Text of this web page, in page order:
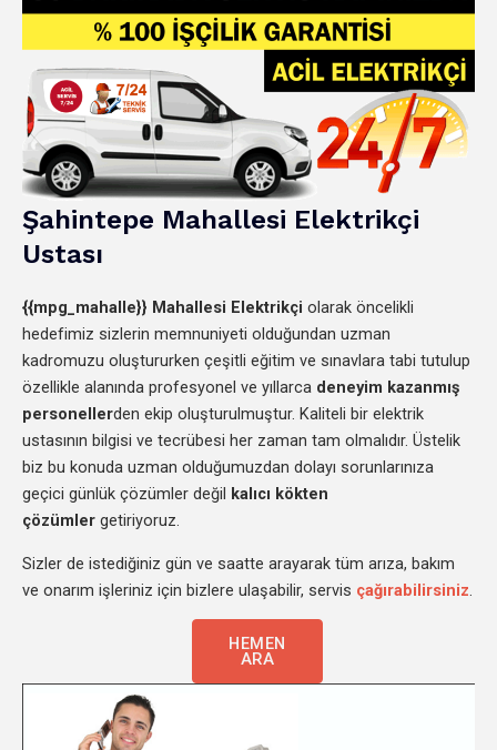
Şahintepe Mahallesi Elektrikçi
Ustası
{{mpg_mahalle}} Mahallesi Elektrikçi olarak öncelikli
hedefimiz sizlerin memnuniyeti olduğundan uzman
kadromuzu oluştururken çeşitli eğitim ve sınavlara tabi tutulup
özellikle alanında profesyonel ve yıllarca deneyim kazanmış
personellerden ekip oluşturulmuştur. Kaliteli bir elektrik
ustasının bilgisi ve tecrübesi her zaman tam olmalıdır. Üstelik
biz bu konuda uzman olduğumuzdan dolayı sorunlarınıza
geçici günlük çözümler değil kalıcı kökten
çözümler getiriyoruz.
Sizler de istediğiniz gün ve saatte arayarak tüm arıza, bakım
ve onarım işleriniz için bizlere ulaşabilir, servis çağırabilirsiniz
HEMEN
ARA